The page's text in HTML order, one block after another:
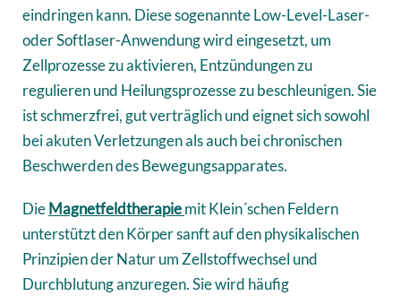
eindringen kann. Diese sogenannte Low-Level-Laser-
oder Softlaser-Anwendung wird eingesetzt, um
Zellprozesse zu aktivieren, Entzündungen zu
regulieren und Heilungsprozesse zu beschleunigen. Sie
ist schmerzfrei, gut verträglich und eignet sich sowohl
bei akuten Verletzungen als auch bei chronischen
Beschwerden des Bewegungsapparates.
DieMagnetfeldtherapiemit Klein´schen Feldern
unterstützt den Körper sanft auf den physikalischen
Prinzipien der Natur um Zellstoffwechsel und
Durchblutung anzuregen. Sie wird häufig